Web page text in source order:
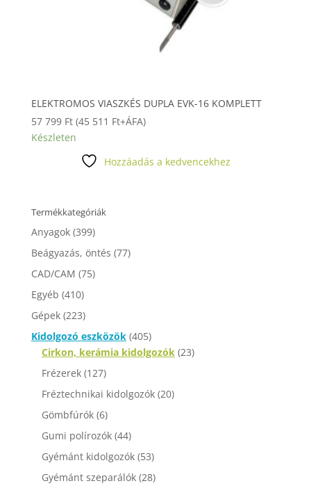
ELEKTROMOS VIASZKÉS DUPLA EVK-16 KOMPLETT
57 799 Ft (45 511 Ft+ÁFA)
Készleten
Hozzáadás a kedvencekhez
Termékkategóriák
Anyagok (399)
Beágyazás, öntés (77)
CAD/CAM (75)
Egyéb (410)
Gépek (223)
Kidolgozó eszközök (405)
Cirkon, kerámia kidolgozók (23)
Frézerek (127)
Fréztechnikai kidolgozók (20)
Gömbfúrók (6)
Gumi polírozók (44)
Gyémánt kidolgozók (53)
Gyémánt szeparálók (28)